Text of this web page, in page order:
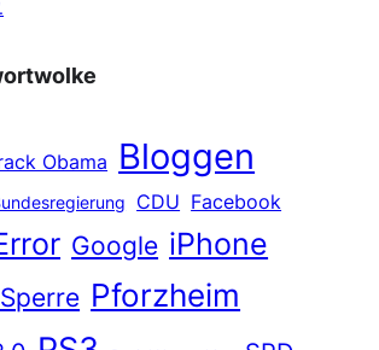
Obama Bloggen
CDU Facebook
Google iPhone
Pforzheim